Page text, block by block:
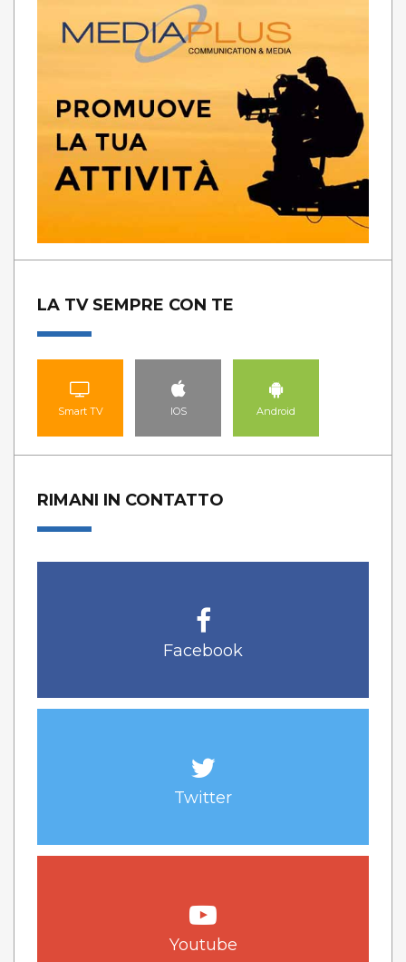
LA TV SEMPRE CON TE
Smart TV IOS Android
RIMANI IN CONTATTO
Facebook
Twitter
Youtube